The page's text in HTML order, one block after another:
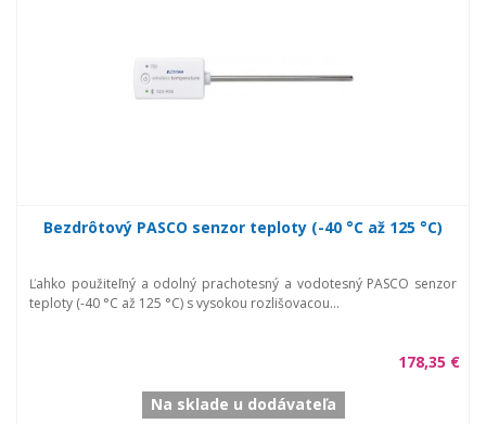
Bezdrôtový PASCO senzor teploty (-40 °C až 125 °C)
Ľahko použiteľný a odolný prachotesný a vodotesný PASCO senzor
teploty (-40 °C až 125 °C) s vysokou rozlišovacou...
178,35 €
Na sklade u dodávateľa